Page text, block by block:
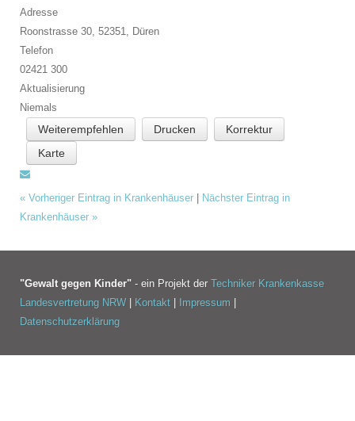
Adresse
Roonstrasse 30, 52351, Düren
Telefon
02421 300
Aktualisierung
Niemals
Weiterempfehlen Drucken
Korrektur
Karte
« Vorheriger Eintrag in Krankenhäuser
Nächster Eintrag in
Krankenhäuser »
"Gewalt gegen Kinder" - ein Projekt der Techniker Krankenkasse
Landesvertretung NRW
Kontakt Impressum
Datenschutzerklärung